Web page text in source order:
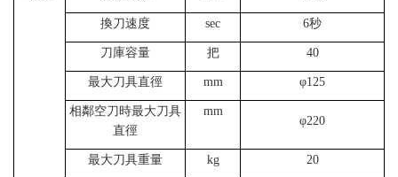
換刀速度 sec 6秒
刀庫容量 把 40
最大刀具直徑 mm φ125
相鄰空刀時最大刀具
直徑
mm
φ220
最大刀具重量 kg 20